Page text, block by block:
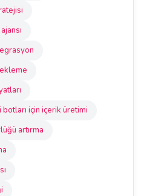
botları için içerik üretimi
artırma